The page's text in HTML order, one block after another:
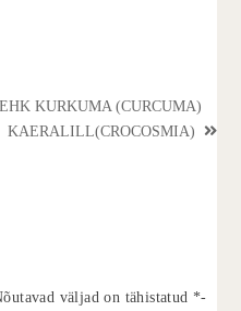
KURKUMA (CURCUMA)
KAERALILL(CROCOSMIA)
väljad on tähistatud *-